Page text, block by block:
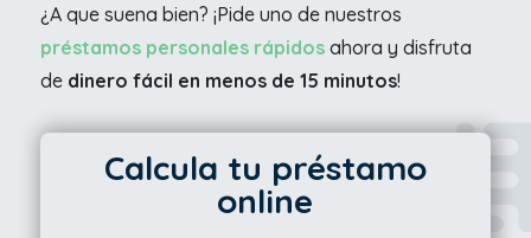
¿A que suena bien? ¡Pide uno de nuestros
préstamos personales rápidosahora y disfruta
de dinero fácil en menos de 15 minutos!
Calcula tu préstamo
online